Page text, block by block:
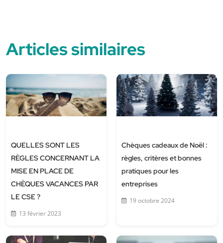
Articles similaires
QUELLES SONT LES
RÈGLES CONCERNANT LA
MISE EN PLACE DE
CHÈQUES VACANCES PAR
LE CSE ?
13 février 2023
Chèques cadeaux de Noël :
règles, critères et bonnes
pratiques pour les
entreprises
19 octobre 2024